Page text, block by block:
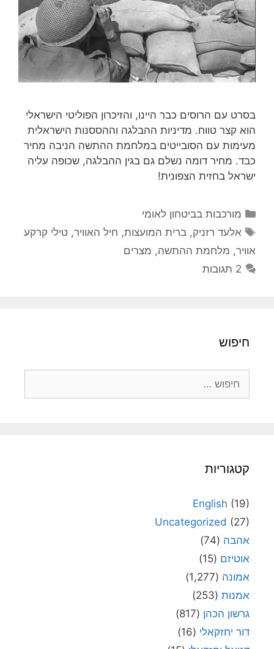
בסרט עם הרוסים כבר היינו, והזיכרון הפוליטי הישראלי
הוא קצר טווח. מדיניות ההבלגה וההססנות הישראלית
מעימות עם הסובייטים במלחמת ההתשה הניבה מחיר
כבד. מחיר דומה נשלם גם בגין ההבלגה, שכופה עליה
ישראל בחזית הצפונית!
קטגוריות
מורכבות בביטחון לאומי
תגיות
אלעד רזניק,ברית המועצות, חיל האוויר,טילי קרקע
אוויר, מלחמת ההתשה, מצרים
2 תגובות
חיפוש
קטגוריות
English (19)
Uncategorized (27)
אהבה (74)
אוטיזם (15)
אמונה (1,277)
אמנות (253)
גרשון הכהן (817)
דור יחזקאלי (16)